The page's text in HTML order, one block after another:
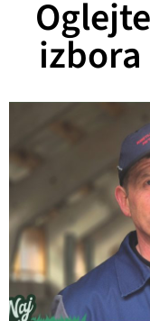
izbora